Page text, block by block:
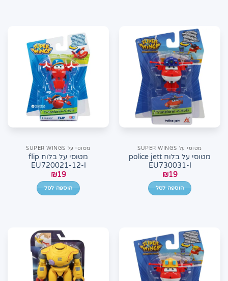
מטוסי על SUPER WINGS
מטוסי על בלוח police jett
EU730031-I
₪19
הוספה לסל
מטוסי על SUPER WINGS
מטוסי על בלוח flip
EU720021-12-I
₪19
הוספה לסל